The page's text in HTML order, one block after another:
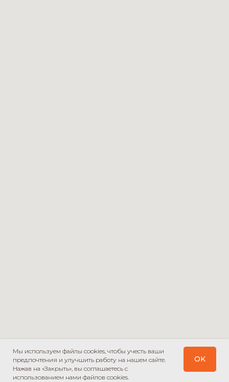
Мы используем файлы cookies, чтобы учесть ваши
предпочтения и улучшить работу на нашем сайте.
Нажав на «Закрыть», вы соглашаетесь с
использованием нами файлов cookies.
OK